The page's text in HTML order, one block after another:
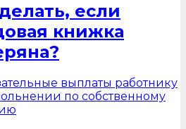
если
книжка